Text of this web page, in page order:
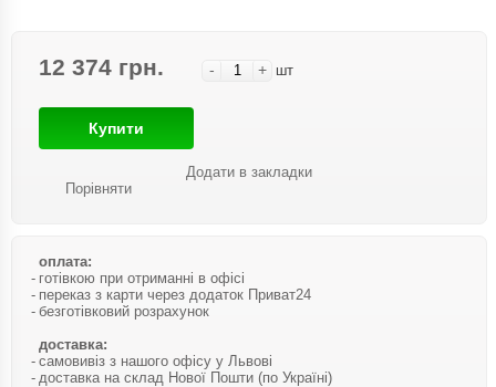
12 374 грн. - + шт
Купити
Порівняти
Додати в закладки
оплата:
готівкою при отриманні в офісі
переказ з карти через додаток Приват24
безготівковий розрахунок
доставка:
самовивіз з нашого офісу у Львові
доставка на склад Нової Пошти (по Україні)